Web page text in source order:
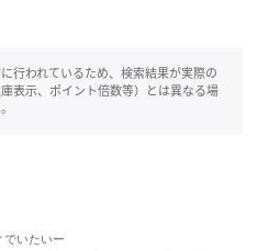
行われているため、検索結果が実際の
表示、ポイント倍数等）とは異なる場
でいたいー